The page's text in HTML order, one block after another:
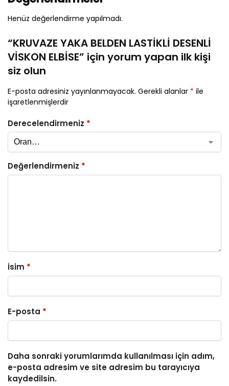
Henüz değerlendirme yapılmadı.
“KRUVAZE YAKA BELDEN LASTİKLİ DESENLİ
VİSKON ELBİSE” için yorum yapan ilk kişi
siz olun
E-posta adresiniz yayınlanmayacak. Gerekli alanlar * ile
işaretlenmişlerdir
Derecelendirmeniz *
Değerlendirmeniz *
İsim *
E-posta *
Daha sonraki yorumlarımda kullanılması için adım,
e-posta adresim ve site adresim bu tarayıcıya
kaydedilsin.